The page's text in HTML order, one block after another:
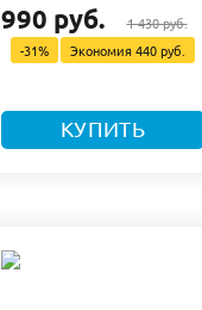
990 руб.
1 430 руб.
-31%
Экономия440 руб.
КУПИТЬ